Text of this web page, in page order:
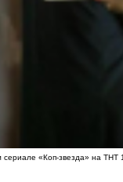
сериале «Коп-звезда» на ТНТ